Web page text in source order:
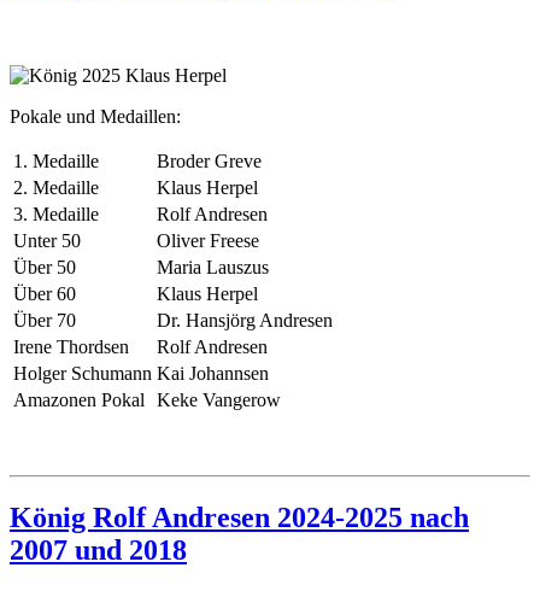
Pokale und Medaillen:
1. Medaille
Broder Greve
2. Medaille
Klaus Herpel
3. Medaille
Rolf Andresen
Unter 50
Oliver Freese
Über 50
Maria Lauszus
Über 60
Klaus Herpel
Über 70
Dr. Hansjörg Andresen
Irene Thordsen
Rolf Andresen
Holger Schumann Kai Johannsen
Amazonen Pokal
Keke Vangerow
König Rolf Andresen 2024-2025 nach
2007 und 2018